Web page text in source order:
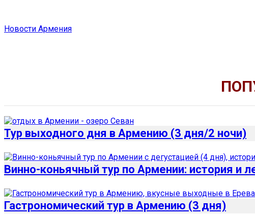
Новости Армения
Тур выходного дня в Армению (3 дня/2 ночи)
Винно-коньячный тур по Армении: история и
Гастрономический тур в Армению (3 дня)